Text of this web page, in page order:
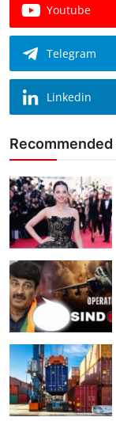
Youtube
Telegram
Linkedin